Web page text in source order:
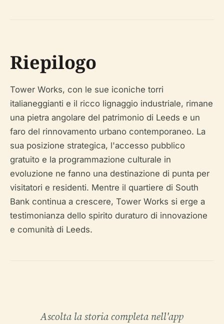
Riepilogo
Tower Works, con le sue iconiche torri
italianeggianti e il ricco lignaggio industriale, rimane
una pietra angolare del patrimonio di Leeds e un
faro del rinnovamento urbano contemporaneo. La
sua posizione strategica, l'accesso pubblico
gratuito e la programmazione culturale in
evoluzione ne fanno una destinazione di punta per
visitatori e residenti. Mentre il quartiere di South
Bank continua a crescere, Tower Works si erge a
testimonianza dello spirito duraturo di innovazione
e comunità di Leeds.
Ascolta la storia completa nell'app